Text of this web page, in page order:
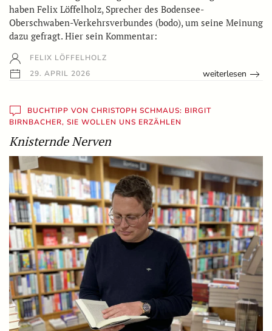
haben Felix Löffelholz, Sprecher des Bodensee-
Oberschwaben-Verkehrsverbundes (bodo), um seine Meinung
dazu gefragt. Hier sein Kommentar:
FELIX LÖFFELHOLZ
29. APRIL 2026
weiterlesen
BUCHTIPP VON CHRISTOPH SCHMAUS: BIRGIT
BIRNBACHER, SIE WOLLEN UNS ERZÄHLEN
Knisternde Nerven